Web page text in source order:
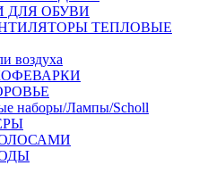
ОБУВИ
ТЕПЛОВЫЕ
воздуха
наборы/Лампы/Scholl